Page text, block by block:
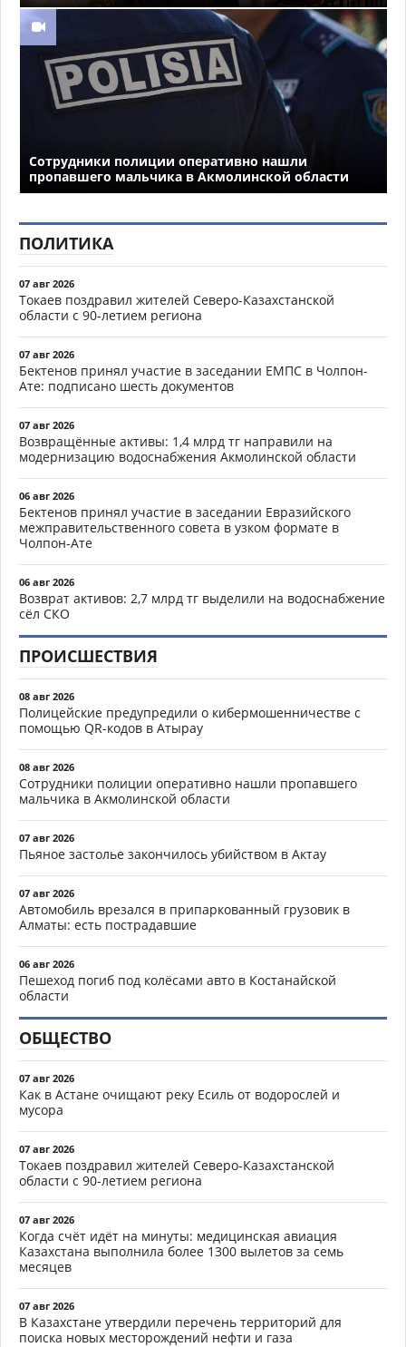
Сотрудники полиции оперативно нашли
пропавшего мальчика в Акмолинской области
ПОЛИТИКА
07 авг 2026
Токаев поздравил жителей Северо-Казахстанской
области с 90-летием региона
07 авг 2026
Бектенов принял участие в заседании ЕМПС в Чолпон-
Ате: подписано шесть документов
07 авг 2026
Возвращённые активы: 1,4 млрд тг направили на
модернизацию водоснабжения Акмолинской области
06 авг 2026
Бектенов принял участие в заседании Евразийского
межправительственного совета в узком формате в
Чолпон-Ате
06 авг 2026
Возврат активов: 2,7 млрд тг выделили на водоснабжение
сёл СКО
ПРОИСШЕСТВИЯ
08 авг 2026
Полицейские предупредили о кибермошенничестве с
помощью QR-кодов в Атырау
08 авг 2026
Сотрудники полиции оперативно нашли пропавшего
мальчика в Акмолинской области
07 авг 2026
Пьяное застолье закончилось убийством в Актау
07 авг 2026
Автомобиль врезался в припаркованный грузовик в
Алматы: есть пострадавшие
06 авг 2026
Пешеход погиб под колёсами авто в Костанайской
области
ОБЩЕСТВО
07 авг 2026
Как в Астане очищают реку Есиль от водорослей и
мусора
07 авг 2026
Токаев поздравил жителей Северо-Казахстанской
области с 90-летием региона
07 авг 2026
Когда счёт идёт на минуты: медицинская авиация
Казахстана выполнила более 1300 вылетов за семь
месяцев
07 авг 2026
В Казахстане утвердили перечень территорий для
поиска новых месторождений нефти и газа